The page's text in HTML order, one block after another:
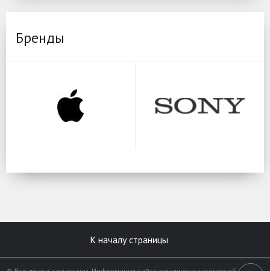
Бренды
К началу страницы